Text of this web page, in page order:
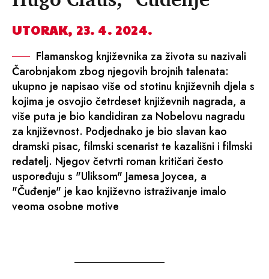
UTORAK, 23. 4. 2024.
Flamanskog književnika za života su nazivali
Čarobnjakom zbog njegovih brojnih talenata:
ukupno je napisao više od stotinu književnih djela s
kojima je osvojio četrdeset književnih nagrada, a
više puta je bio kandidiran za Nobelovu nagradu
za književnost. Podjednako je bio slavan kao
dramski pisac, filmski scenarist te kazališni i filmski
redatelj. Njegov četvrti roman kritičari često
uspoređuju s "Uliksom" Jamesa Joycea, a
"Čuđenje" je kao književno istraživanje imalo
veoma osobne motive